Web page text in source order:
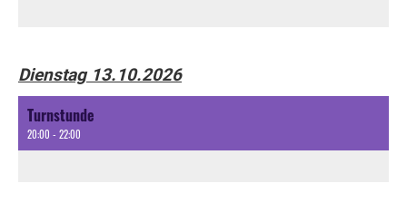
Dienstag 13.10.2026
Turnstunde
20:00 - 22:00